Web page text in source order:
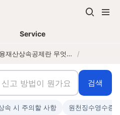
Service
금융재산상속공제란 무엇인가? /
검색
속 시 주의할 사항 원천징수영수증